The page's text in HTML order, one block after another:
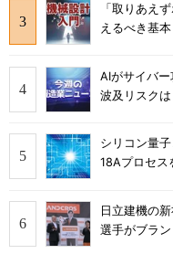
「取りあえ
えるべき基本
AIがサイバ
波及リスクは
シリコン量
18Aプロセス
日立建機の
選手がブラ